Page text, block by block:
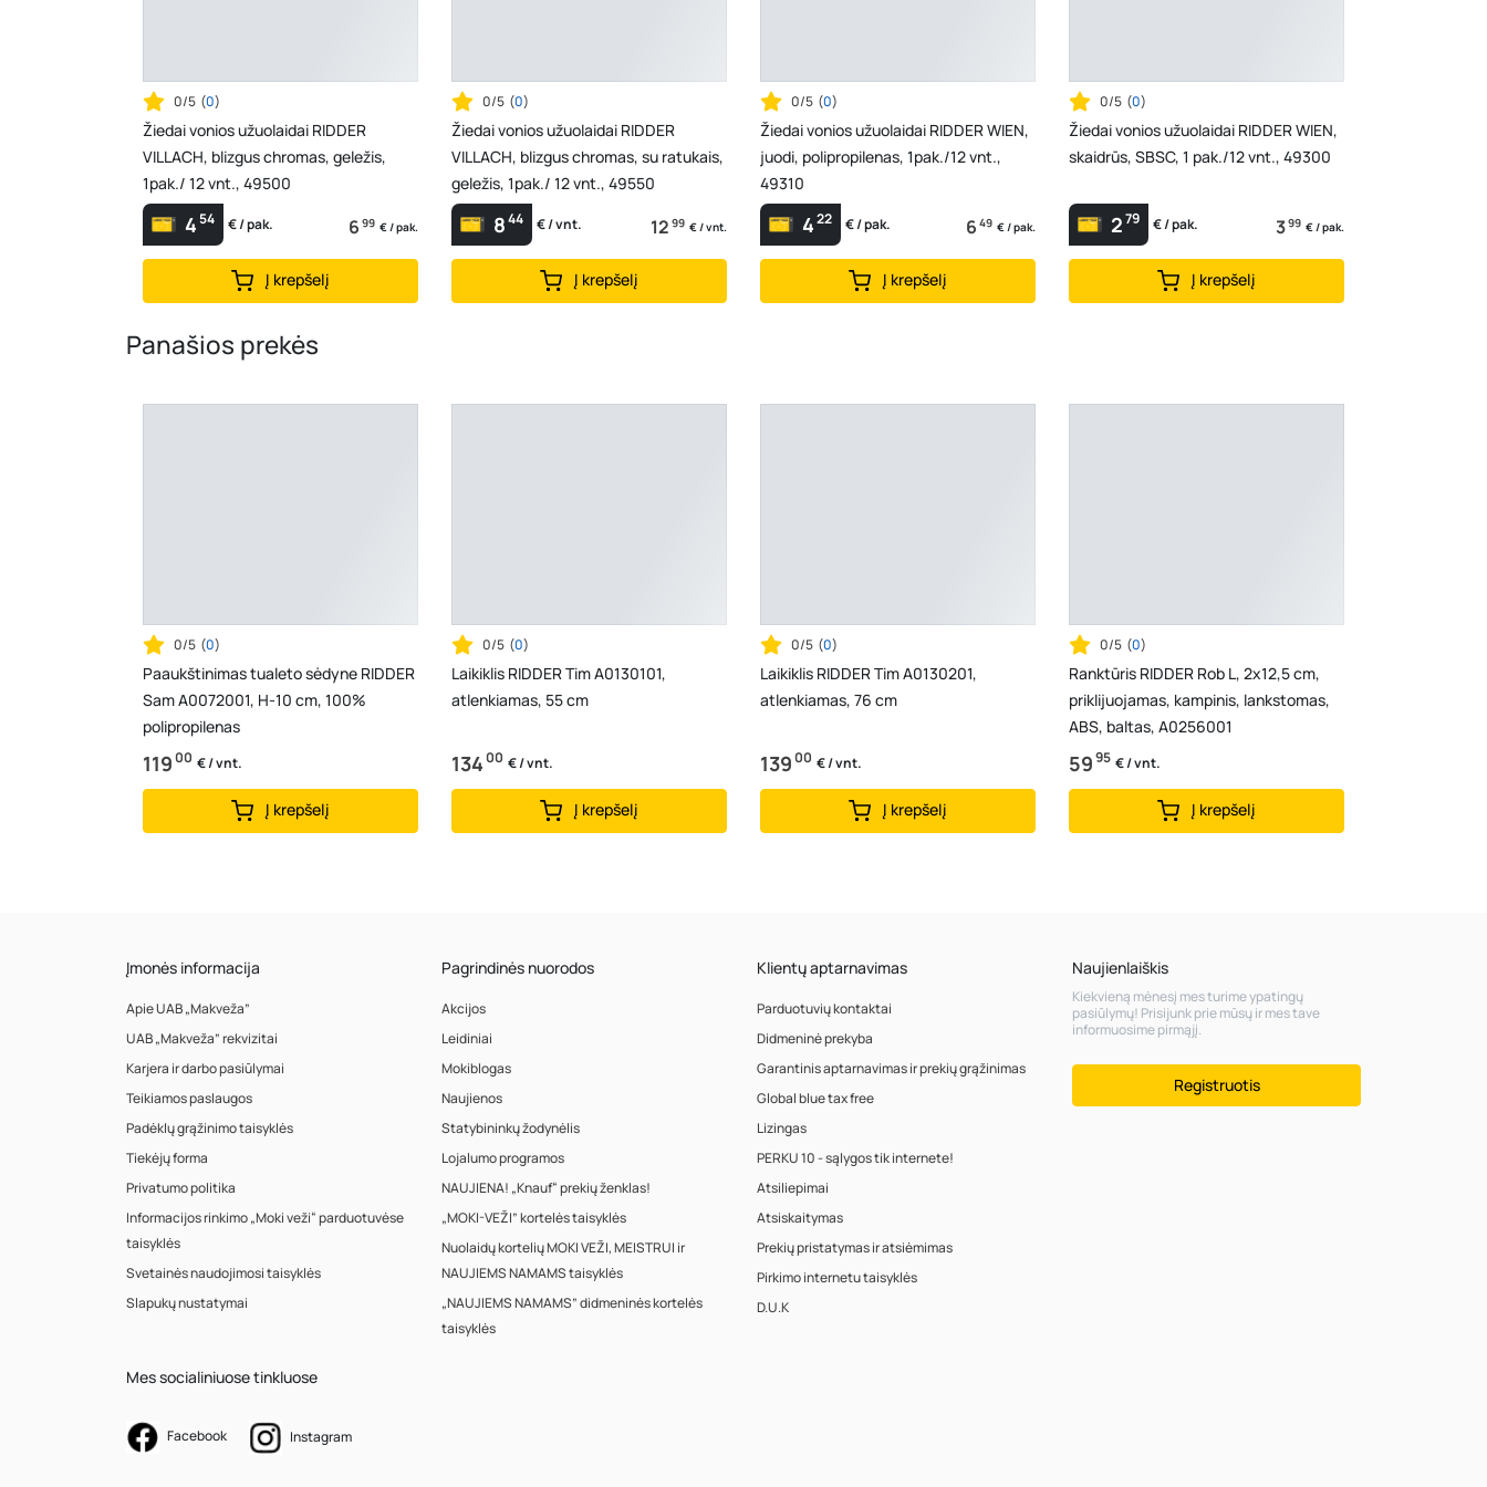
0/5 (0)
Žiedai vonios užuolaidai RIDDER
VILLACH, blizgus chromas, geležis,
1pak./ 12 vnt., 49500
454 € / pak. 6 99 € / pak.
Į krepšelį
0/5 (0)
Žiedai vonios užuolaidai RIDDER
VILLACH, blizgus chromas, su ratukais,
geležis, 1pak./ 12 vnt., 49550
844 € / vnt. 12 99 € / vnt.
Į krepšelį
0/5 (0)
Žiedai vonios užuolaidai RIDDER WIEN,
juodi, polipropilenas, 1pak./12 vnt.,
49310
422 € / pak. 6 49 € / pak.
Į krepšelį
0/5 (0)
Žiedai vonios užuolaidai RIDDER WIEN,
skaidrūs, SBSC, 1 pak./12 vnt., 49300
279 € / pak. 399 € / pak.
Į krepšelį
Panašios prekės
0/5 (0)
Paaukštinimas tualeto sėdyne RIDDER
Sam A0072001, H-10 cm, 100%
polipropilenas
11900 € / vnt.
Į krepšelį
0/5 (0)
Laikiklis RIDDER Tim A0130101,
atlenkiamas, 55 cm
13400 € / vnt.
Į krepšelį
0/5 (0)
Laikiklis RIDDER Tim A0130201,
atlenkiamas, 76 cm
13900 € / vnt.
Į krepšelį
0/5 (0)
Ranktūris RIDDER Rob L, 2x12,5 cm,
priklijuojamas, kampinis, lankstomas,
ABS, baltas, A0256001
5995 € / vnt.
Į krepšelį
Įmonės informacija
Apie UAB „Makveža”
UAB „Makveža” rekvizitai
Karjera ir darbo pasiūlymai
Teikiamos paslaugos
Padėklų grąžinimo taisyklės
Tiekėjų forma
Privatumo politika
Informacijos rinkimo „Moki veži“ parduotuvėse
taisyklės
Svetainės naudojimosi taisyklės
Slapukų nustatymai
Pagrindinės nuorodos
Akcijos
Leidiniai
Mokiblogas
Naujienos
Statybininkų žodynėlis
Lojalumo programos
NAUJIENA! „Knauf“ prekių ženklas!
„MOKI-VEŽI” kortelės taisyklės
Nuolaidų kortelių MOKI VEŽI, MEISTRUI ir
NAUJIEMS NAMAMS taisyklės
„NAUJIEMS NAMAMS” didmeninės kortelės
taisyklės
Klientų aptarnavimas
Parduotuvių kontaktai
Didmeninė prekyba
Garantinis aptarnavimas ir prekių grąžinimas
Global blue tax free
Lizingas
PERKU 10 - sąlygos tik internete!
Atsiliepimai
Atsiskaitymas
Prekių pristatymas ir atsiėmimas
Pirkimo internetu taisyklės
D.U.K
Mes socialiniuose tinkluose
Facebook Instagram
Naujienlaiškis
Kiekvieną mėnesį mes turime ypatingų
pasiūlymų! Prisijunk prie mūsų ir mes tave
informuosime pirmąjį.
Registruotis